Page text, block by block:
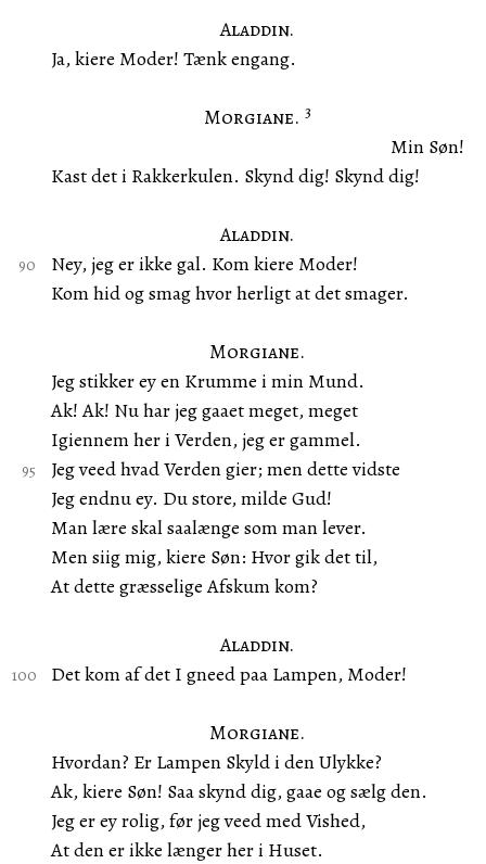
Aladdin.
Ja, kiere Moder! Tænk engang.
Morgiane. 3
Min Søn!
Kast det i Rakkerkulen. Skynd dig! Skynd dig!
Aladdin.
Ney, jeg er ikke gal. Kom kiere Moder!
Kom hid og smag hvor herligt at det smager.
Morgiane.
Jeg stikker ey en Krumme i min Mund.
Ak! Ak! Nu har jeg gaaet meget, meget
Igiennem her i Verden, jeg er gammel.
Jeg veed hvad Verden gier; men dette vidste
Jeg endnu ey. Du store, milde Gud!
Man lære skal saalænge som man lever.
Men siig mig, kiere Søn: Hvor gik det til,
At dette græsselige Afskum kom?
Aladdin.
Det kom af det I gneed paa Lampen, Moder!
Morgiane.
Hvordan? Er Lampen Skyld i den Ulykke?
Ak, kiere Søn! Saa skynd dig, gaae og sælg den.
Jeg er ey rolig, før jeg veed med Vished,
At den er ikke længer her i Huset.